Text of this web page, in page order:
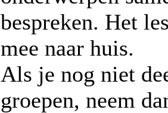
bespreken. Het
mee naar huis.
Als je nog niet
groepen, neem